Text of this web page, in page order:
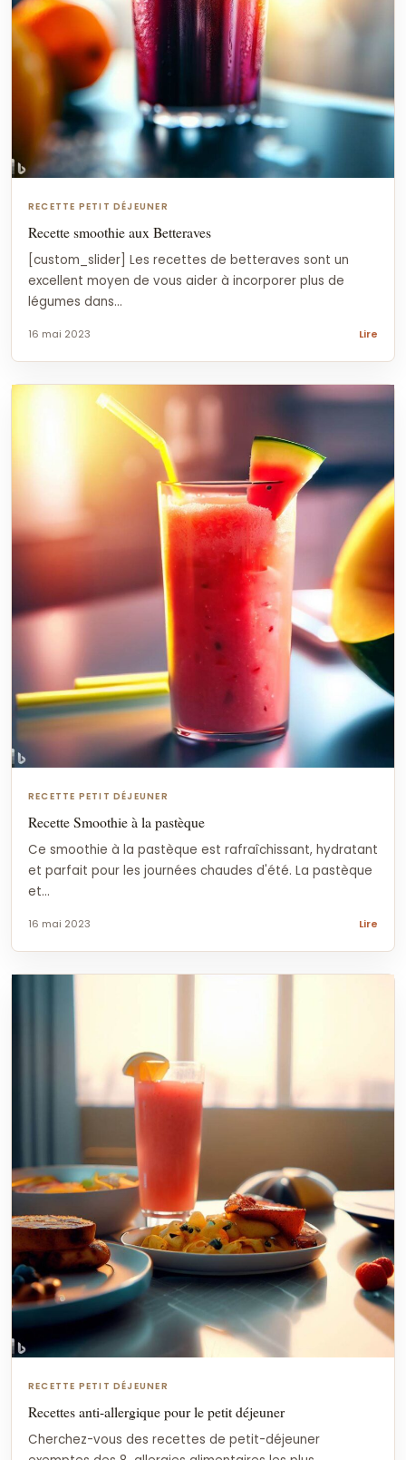
RECETTE PETIT DÉJEUNER
Recette smoothie aux Betteraves
[custom_slider] Les recettes de betteraves sont un
excellent moyen de vous aider à incorporer plus de
légumes dans...
16 mai 2023 Lire
RECETTE PETIT DÉJEUNER
Recette Smoothie à la pastèque
Ce smoothie à la pastèque est rafraîchissant, hydratant
et parfait pour les journées chaudes d'été. La pastèque
et...
16 mai 2023 Lire
RECETTE PETIT DÉJEUNER
Recettes anti-allergique pour le petit déjeuner
Cherchez-vous des recettes de petit-déjeuner